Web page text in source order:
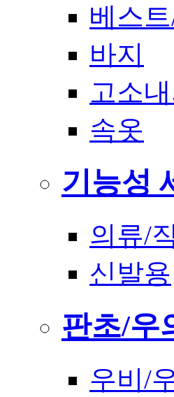
베스
바지
고소
속옷
기능성
의류/
신발용
판초/우
우비/